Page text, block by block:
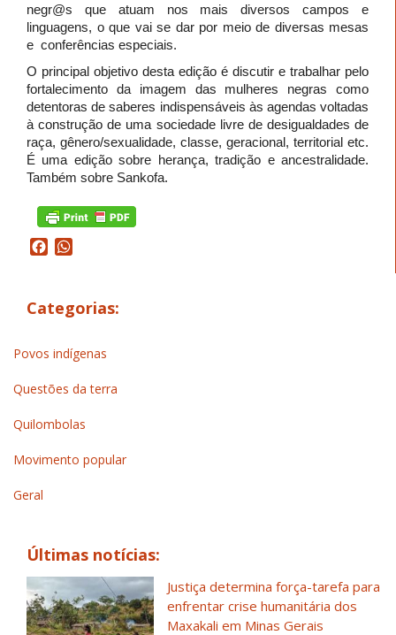
negr@s que atuam nos mais diversos campos e
linguagens, o que vai se dar por meio de diversas mesas
e conferências especiais.
O principal objetivo desta edição é discutir e trabalhar pelo
fortalecimento da imagem das mulheres negras como
detentoras de saberes indispensáveis às agendas voltadas
à construção de uma sociedade livre de desigualdades de
raça, gênero/sexualidade, classe, geracional, territorial etc.
É uma edição sobre herança, tradição e ancestralidade.
Também sobre Sankofa.
Facebook
Categorias:
Povos indígenas
Questões da terra
Quilombolas
Movimento popular
Geral
Últimas notícias:
Justiça determina força-tarefa para
enfrentar crise humanitária dos
Maxakali em Minas Gerais